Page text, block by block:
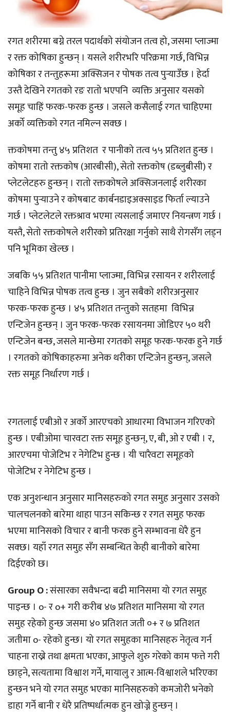
रगत शरीरमा बग्ने तरल पदार्थको संयोजन तत्व हो, जसमा प्लाज्मा
र रक्त कोषिका हुन्छन् । यसले शरीरभरि परिक्रमा गर्छ, विभिन्न
कोषिका र तन्तुहरूमा अक्सिजन र पोषक तत्व पुर्‍याउँछ । हेर्दा
उस्तै देखिने रगतको रङ रातो भएपनि व्यक्ति अनुसार यसको
समूह चाहिं फरक-फरक हुन्छ । जसले कसैलाई रगत चाहिएमा
अर्को व्यक्तिको रगत नमिल्न सक्छ ।
क्तकोषमा तन्तु ४५ प्रतिशत र पानीको तत्व ५५ प्रतिशत हुन्छ ।
कोषमा रातो रक्तकोष (आरबीसी), सेतो रक्तकोष (डब्लुबीसी) र
प्लेटलेटहरु हुन्छन् । रातो रक्तकोषले अक्सिजनलाई शरीरका
कोषमा पुर्‍याउने र कोषबाट कार्बनडाइअक्साइड फिर्ता ल्याउने
गर्छ । प्लेटलेटले रक्तश्राव भएमा त्यसलाई जमाएर नियन्त्रण गर्छ ।
यस्तै, सेतो रक्तकोषले शरीरको प्रतिरक्षा गर्नुको साथै रोगसँग लड्न
पनि भूमिका खेल्छ ।
जबकि ५५ प्रतिशत पानीमा प्लाज्मा, विभिन्न रसायन र शरीरलाई
चाहिने विभिन्न पोषक तत्व हुन्छ । जुन सबैको शरीरअनुसार
फरक-फरक हुन्छ । ४५ प्रतिशत तन्तुको सतहमा विभिन्न
एन्टिजेन हुन्छन् । जुन फरक-फरक रसायनमा जोडिएर ५० थरी
एन्टिजेन बन्छ, जसले मान्छेमा रगतको समूह फरक-फरक हुने गर्छ
। रगतको कोषिकाहरुमा अनेक थरीका एन्टिजेन हुन्छन्, जसले
रक्त समूह निर्धारण गर्छ ।
रगतलाई एबीओ र अर्को आरएचको आधारमा विभाजन गरिएको
हुन्छ । एबीओमा चारवटा रक्त समूह हुन्छन्, ए, बी, ओ र एबी । र,
आरएचमा पोजेटिभ र नेगेटिभ हुन्छ । यी चारैवटा समूहको
पोजेटिभ र नेगेटिभ हुन्छ ।
एक अनुशन्धान अनुसार मानिसहरुको रगत समुह अनुसार उसको
चालचलनको बारेमा थाहा पाउन सकिन्छ र रगत समुह फरक
भएमा मानिसको विचार र बानी फरक हुने सम्भावना धेरै हुन
सक्छ। यहाँ रगत समुह सँग सम्बन्धित केही बानीको बारेमा
दिईएको छ।
Group O :संसारका सवैभन्दा बढी मानिसमा यो रगत समुह
पाइन्छ । o- र o+ गरी करीब ४७ प्रतिशत मानिसमा यो रगत
समुह रहेको हुन्छ जसमा ४० प्रतिशत जती ०+ र ७ प्रतिशत
जतीमा o- रहेको हुन्छ। यो रगत समुहका मानिसहरु नेतृत्व गर्न
चाहना राख्ने तथा क्षमता भएका, आफुले शुरु गरेको काम फत्ते गरी
छाड्ने, सत्यतामा विश्वाश गर्ने, मायालु र आत्म-विश्वाशले भरिएका
हुन्छन भने यो रगत समुह भएका मानिसहरुको कमजोरी भनेको
डाहा गर्ने बानी र धेरै प्रतिष्पर्धात्मक हुन खोज्ने हुन्छन् ।